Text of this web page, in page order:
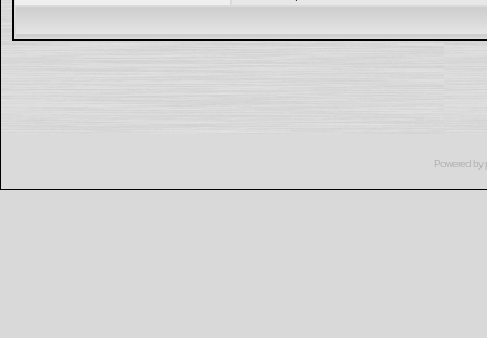
Powered by